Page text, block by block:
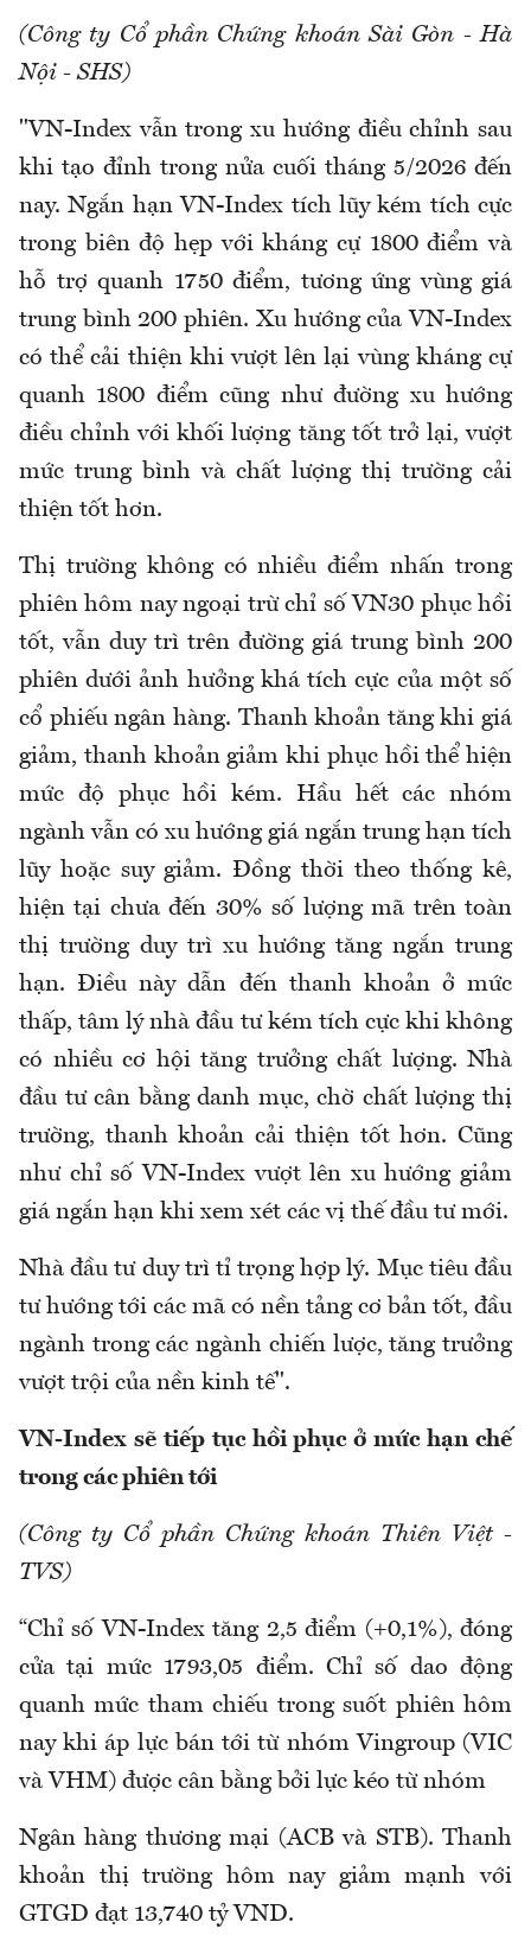
(Công ty Cổ phần Chứng khoán Sài Gòn - Hà
Nội - SHS)
"VN-Index vẫn trong xu hướng điều chỉnh sau
khi tạo đỉnh trong nửa cuối tháng 5/2026 đến
nay. Ngắn hạn VN-Index tích lũy kém tích cực
trong biên độ hẹp với kháng cự 1800 điểm và
hỗ trợ quanh 1750 điểm, tương ứng vùng giá
trung bình 200 phiên. Xu hướng của VN-Index
có thể cải thiện khi vượt lên lại vùng kháng cự
quanh 1800 điểm cũng như đường xu hướng
điều chỉnh với khối lượng tăng tốt trở lại, vượt
mức trung bình và chất lượng thị trường cải
thiện tốt hơn.
Thị trường không có nhiều điểm nhấn trong
phiên hôm nay ngoại trừ chỉ số VN30 phục hồi
tốt, vẫn duy trì trên đường giá trung bình 200
phiên dưới ảnh hưởng khá tích cực của một số
cổ phiếu ngân hàng. Thanh khoản tăng khi giá
giảm, thanh khoản giảm khi phục hồi thể hiện
mức độ phục hồi kém. Hầu hết các nhóm
ngành vẫn có xu hướng giá ngắn trung hạn tích
lũy hoặc suy giảm. Đồng thời theo thống kê,
hiện tại chưa đến 30% số lượng mã trên toàn
thị trường duy trì xu hướng tăng ngắn trung
hạn. Điều này dẫn đến thanh khoản ở mức
thấp, tâm lý nhà đầu tư kém tích cực khi không
có nhiều cơ hội tăng trưởng chất lượng. Nhà
đầu tư cân bằng danh mục, chờ chất lượng thị
trường, thanh khoản cải thiện tốt hơn. Cũng
như chỉ số VN-Index vượt lên xu hướng giảm
giá ngắn hạn khi xem xét các vị thế đầu tư mới.
Nhà đầu tư duy trì tỉ trọng hợp lý. Mục tiêu đầu
tư hướng tới các mã có nền tảng cơ bản tốt, đầu
ngành trong các ngành chiến lược, tăng trưởng
vượt trội của nền kinh tế".
VN-Index sẽ tiếp tục hồi phục ở mức hạn chế
trong các phiên tới
(Công ty Cổ phần Chứng khoán Thiên Việt -
TVS)
“Chỉ số VN-Index tăng 2,5 điểm (+0,1%), đóng
cửa tại mức 1793,05 điểm. Chỉ số dao động
quanh mức tham chiếu trong suốt phiên hôm
nay khi áp lực bán tới từ nhóm Vingroup (VIC
và VHM) được cân bằng bởi lực kéo từ nhóm
Ngân hàng thương mại (ACB và STB). Thanh
khoản thị trường hôm nay giảm mạnh với
GTGD đạt 13,740 tỷ VND.